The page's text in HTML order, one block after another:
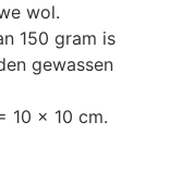
wol.
150 gram is
gewassen
10 x 10 cm.